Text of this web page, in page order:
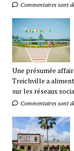
Commentaires sont
Une présumée
Treichville a
sur les réseaux
Commentaires sont